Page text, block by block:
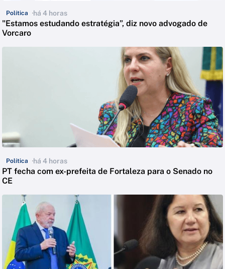
Política há 4 horas
"Estamos estudando estratégia”, diz novo advogado de
Vorcaro
Política há 4 horas
PT fecha com ex-prefeita de Fortaleza para o Senado no
CE